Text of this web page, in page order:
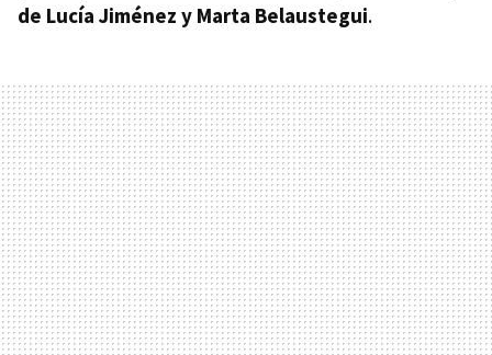
de Lucía Jiménez y Marta Belaustegui.